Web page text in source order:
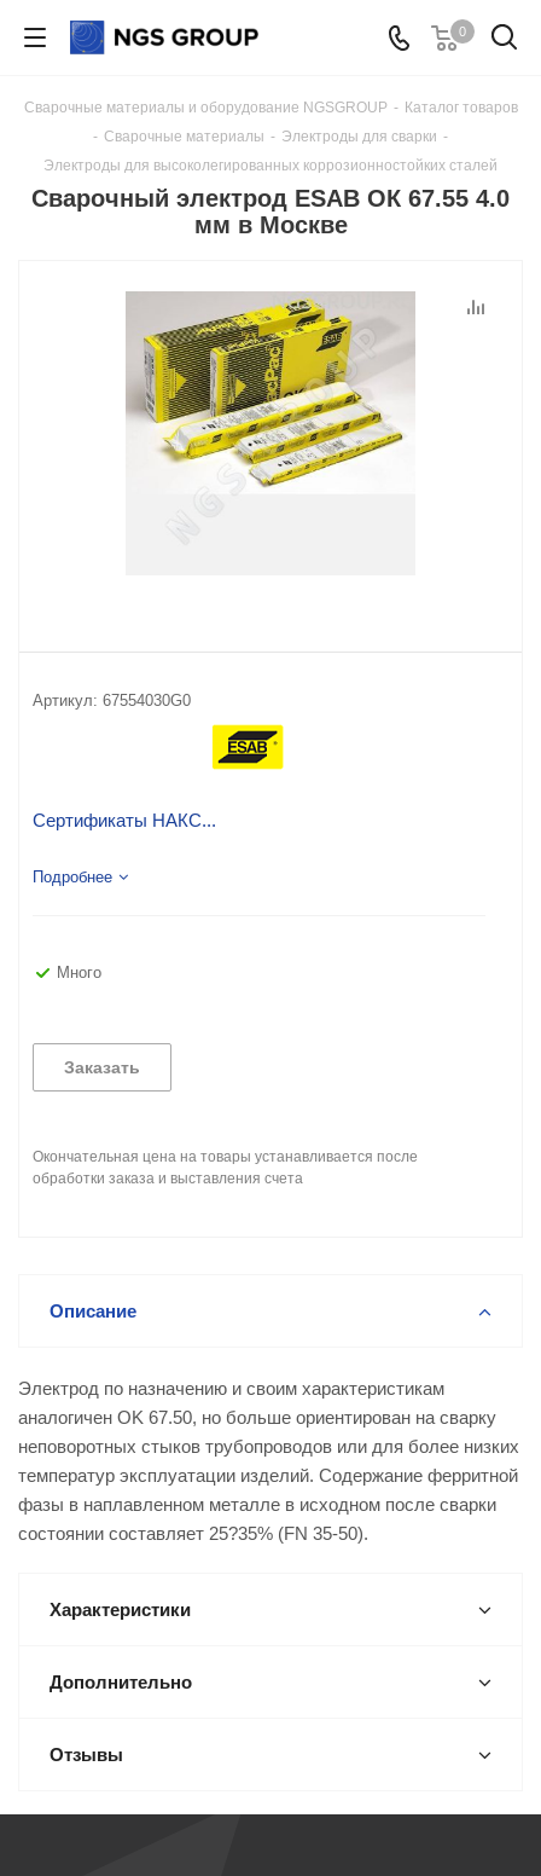
0
Сварочные материалы и оборудование NGSGROUP - Каталог товаров
- Сварочные материалы - Электроды для сварки -
Электроды для высоколегированных коррозионностойких сталей
Сварочный электрод ESAB ОК 67.55 4.0
мм в Москве
Артикул: 67554030G0
Сертификаты НАКС...
Подробнее
Много
Заказать
Окончательная цена на товары устанавливается после
обработки заказа и выставления счета
Описание
Электрод по назначению и своим характеристикам
аналогичен OK 67.50, но больше ориентирован на сварку
неповоротных стыков трубопроводов или для более низких
температур эксплуатации изделий. Содержание ферритной
фазы в наплавленном металле в исходном после сварки
состоянии составляет 25?35% (FN 35-50).
Характеристики
Дополнительно
Отзывы